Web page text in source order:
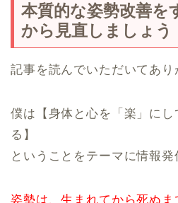
本質的な姿勢改善を
から見直しましょう
記事を読んでいただいてあり
僕は【身体と心を「楽」に
る】
ということをテーマに情報発
姿勢は、生まれてから死ぬま